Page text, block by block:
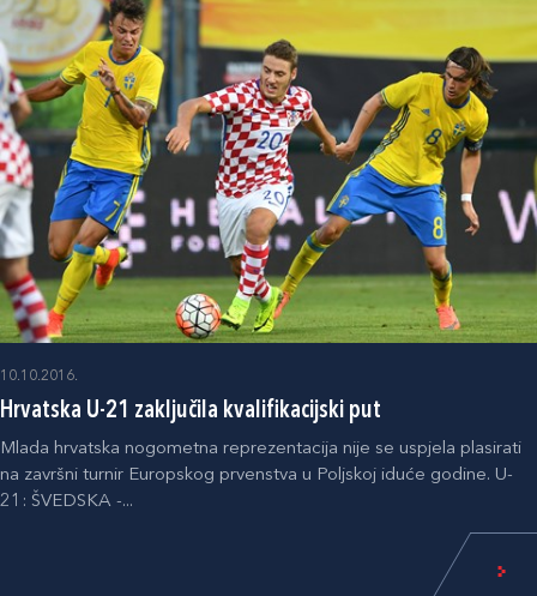
10.10.2016.
Hrvatska U-21 zaključila kvalifikacijski put
Mlada hrvatska nogometna reprezentacija nije se uspjela plasirati
na završni turnir Europskog prvenstva u Poljskoj iduće godine. U-
21: ŠVEDSKA -...